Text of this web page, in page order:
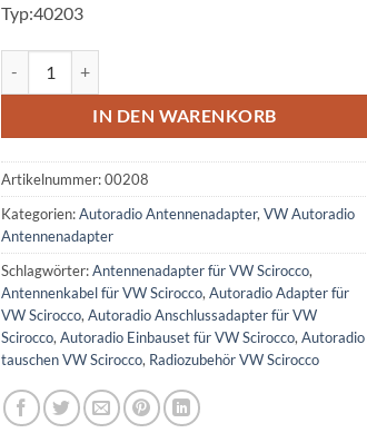
Typ:40203
IN DEN WARENKORB
Artikelnummer:00208
Kategorien:Autoradio Antennenadapter, VW Autoradio
Antennenadapter
Schlagwörter:Antennenadapter für VW Scirocco,
Antennenkabel für VW Scirocco, Autoradio Adapter für
VW Scirocco, Autoradio Anschlussadapter für VW
Scirocco, Autoradio Einbauset für VW Scirocco, Autoradio
tauschen VW Scirocco, Radiozubehör VW Scirocco